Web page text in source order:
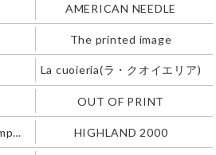
AMERICAN NEEDLE
The printed image
La cuoieria(ラ・クオイエリア)
OUT OF PRINT
Binghamton Knitting Company HIGHLAND 2000